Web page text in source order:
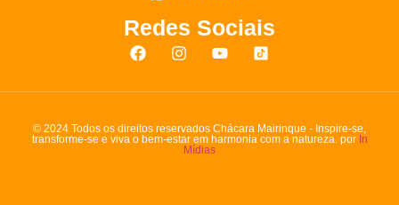
Redes Sociais
© 2024 Todos os direitos reservados Chácara Mairinque - Inspire-se,
transforme-se e viva o bem-estar em harmonia com a natureza. por In
Mídias